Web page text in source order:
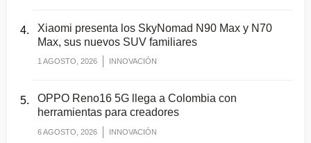
Xiaomi presenta los SkyNomad N90 Max y N70
Max, sus nuevos SUV familiares
1 AGOSTO, 2026 INNOVACIÓN
OPPO Reno16 5G llega a Colombia con
herramientas para creadores
6 AGOSTO, 2026 INNOVACIÓN